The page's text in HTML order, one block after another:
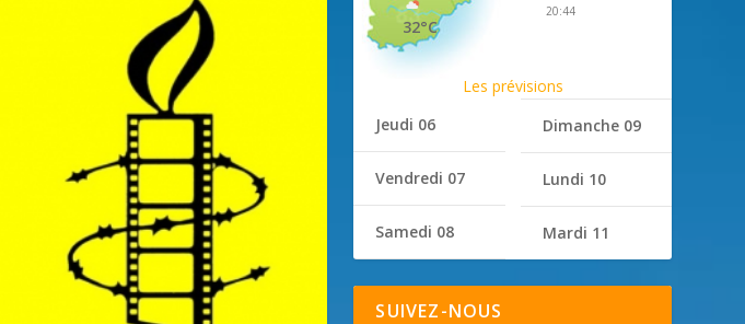
32°C
20:44
Les prévisions
Jeudi 06
Vendredi 07
Samedi 08
Dimanche 09
Lundi 10
Mardi 11
SUIVEZ-NOUS